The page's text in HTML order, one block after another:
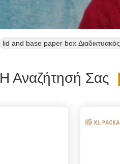
lid and base paper box
Η Αναζήτησή Σας